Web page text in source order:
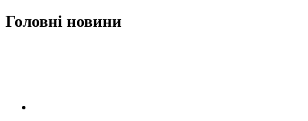
Головні новини